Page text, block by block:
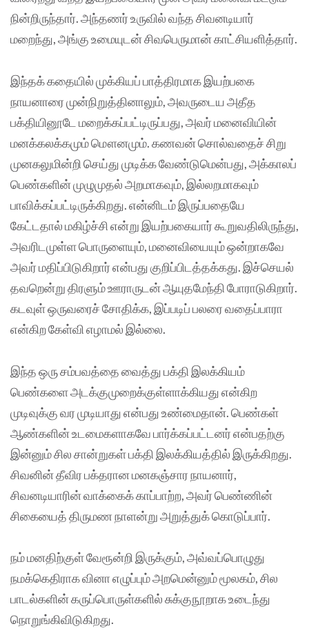
நின்றிருந்தார். அந்தணர் உருவில் வந்த சிவனடியார்
மறைந்து, அங்கு உமையுடன் சிவபெருமான் காட்சியளித்தார்.
இந்தக் கதையில் முக்கியப் பாத்திரமாக இயற்பகை
நாயனாரை முன்நிறுத்தினாலும், அவருடைய அதீத
பக்தியினூடே மறைக்கப்பட்டிருப்பது, அவர் மனைவியின்
மனக்கலக்கமும் மௌனமும். கணவன் சொல்வதைச் சிறு
முனகலுமின்றி செய்து முடிக்க வேண்டுமென்பது, அக்காலப்
பெண்களின் முழுமுதல் அறமாகவும், இல்லறமாகவும்
பாவிக்கப்பட்டிருக்கிறது. என்னிடம் இருப்பதையே
கேட்டதால் மகிழ்ச்சி என்று‌ இயற்பகையார் கூறுவதிலிருந்து,
அவரிடமுள்ள பொருளையும், மனைவியையும் ஒன்றாகவே
அவர் மதிப்பிடுகிறார் என்பது குறிப்பிடத்தக்கது. இச்செயல்
தவறென்று திரளும் ஊராருடன் ஆயுதமேந்தி போராடுகிறார்.
கடவுள் ஒருவரைச் சோதிக்க, இப்படிப் பலரை வதைப்பாரா
என்கிற கேள்வி எழாமல் இல்லை.
இந்த ஒரு சம்பவத்தை வைத்து பக்தி இலக்கியம்
பெண்களை அடக்குமுறைக்குள்ளாக்கியது என்கிற
முடிவுக்கு வர முடியாது என்பது உண்மைதான். பெண்கள்
ஆண்களின் உடமைகளாகவே பார்க்கப்பட்டனர் என்பதற்கு
இன்னும் சில சான்றுகள் பக்தி இலக்கியத்தில் இருக்கிறது.
சிவனின் தீவிர பக்தரான மனகஞ்சார நாயனார்,
சிவனடியாரின் வாக்கைக் காப்பாற்ற, அவர் பெண்ணின்
சிகையைத் திருமண நாளன்று அறுத்துக் கொடுப்பார்.
நம் மனதிற்குள் வேரூன்றி இருக்கும், அவ்வப்பொழுது
நமக்கெதிராக வினா எழுப்பும் அறமென்னும் மூலகம், சில
பாடல்களின் கருப்பொருள்களில் சுக்குநூறாக உடைந்து
நொறுங்கிவிடுகிறது.